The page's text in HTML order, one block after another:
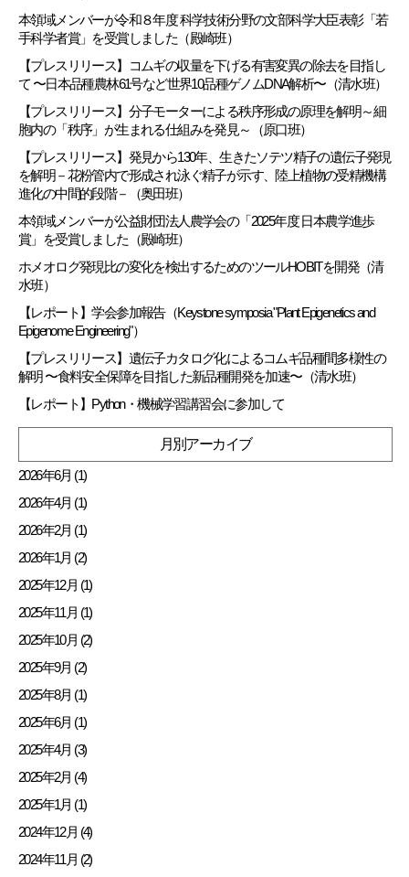
本領域メンバーが令和８年度 科学技術分野の文部科学大臣表彰「若
手科学者賞」を受賞しました（殿崎班）
【プレスリリース】コムギの収量を下げる有害変異の除去を目指し
て 〜日本品種農林61号など世界10品種ゲノムDNA解析〜（清水班）
【プレスリリース】分子モーターによる秩序形成の原理を解明～細
胞内の「秩序」が生まれる仕組みを発見～（原口班）
【プレスリリース】発見から130年、生きたソテツ精子の遺伝子発現
を解明－花粉管内で形成され泳ぐ精子が示す、陸上植物の受精機構
進化の中間的段階－（奥田班）
本領域メンバーが公益財団法人農学会の「2025年度 日本農学進歩
賞」を受賞しました（殿崎班）
ホメオログ発現比の変化を検出するためのツールHOBITを開発（清
水班）
【レポート】学会参加報告（Keystone symposia "Plant Epigenetics and
Epigenome Engineering"）
【プレスリリース】遺伝子カタログ化によるコムギ品種間多様性の
解明 〜食料安全保障を目指した新品種開発を加速〜（清水班）
【レポート】Python・機械学習講習会に参加して
月別アーカイブ
2026年6月 (1)
2026年4月 (1)
2026年2月 (1)
2026年1月 (2)
2025年12月 (1)
2025年11月 (1)
2025年10月 (2)
2025年9月 (2)
2025年8月 (1)
2025年6月 (1)
2025年4月 (3)
2025年2月 (4)
2025年1月 (1)
2024年12月 (4)
2024年11月 (2)